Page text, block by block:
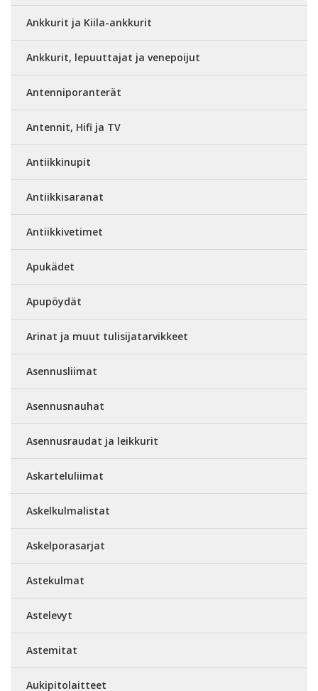
Ankkurit ja Kiila-ankkurit
Ankkurit, lepuuttajat ja venepoijut
Antenniporanterät
Antennit, Hifi ja TV
Antiikkinupit
Antiikkisaranat
Antiikkivetimet
Apukädet
Apupöydät
Arinat ja muut tulisijatarvikkeet
Asennusliimat
Asennusnauhat
Asennusraudat ja leikkurit
Askarteluliimat
Askelkulmalistat
Askelporasarjat
Astekulmat
Astelevyt
Astemitat
Aukipitolaitteet